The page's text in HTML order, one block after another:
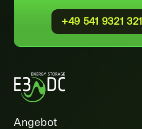
+49 541 9321
Angebot